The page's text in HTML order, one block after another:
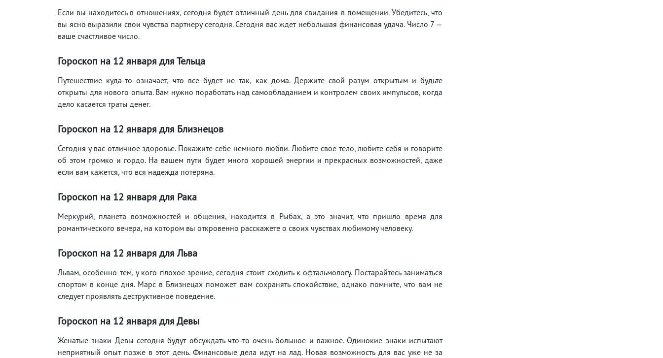
Если вы находитесь в отношениях, сегодня будет отличный день для свидания в помещении. Убедитесь, что
вы ясно выразили свои чувства партнеру сегодня. Сегодня вас ждет небольшая финансовая удача. Число 7 —
ваше счастливое число.
Гороскоп на 12 января для Тельца
Путешествие куда-то означает, что все будет не так, как дома. Держите свой разум открытым и будьте
открыты для нового опыта. Вам нужно поработать над самообладанием и контролем своих импульсов, когда
дело касается траты денег.
Гороскоп на 12 января для Близнецов
Сегодня у вас отличное здоровье. Покажите себе немного любви. Любите свое тело, любите себя и говорите
об этом громко и гордо. На вашем пути будет много хорошей энергии и прекрасных возможностей, даже
если вам кажется, что вся надежда потеряна.
Гороскоп на 12 января для Рака
Меркурий, планета возможностей и общения, находится в Рыбах, а это значит, что пришло время для
романтического вечера, на котором вы откровенно расскажете о своих чувствах любимому человеку.
Гороскоп на 12 января для Льва
Львам, особенно тем, у кого плохое зрение, сегодня стоит сходить к офтальмологу. Постарайтесь заниматься
спортом в конце дня. Марс в Близнецах поможет вам сохранять спокойствие, однако помните, что вам не
следует проявлять деструктивное поведение.
Гороскоп на 12 января для Девы
Женатые знаки Девы сегодня будут обсуждать что-то очень большое и важное. Одинокие знаки испытают
неприятный опыт позже в этот день. Финансовые дела идут на лад. Новая возможность для вас уже не за